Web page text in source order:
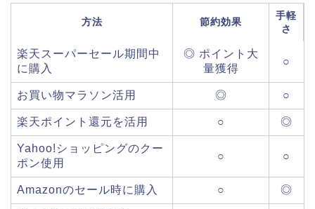
方法 節約効果
手軽
さ
楽天スーパーセール期間中
に購入
◎ ポイント大
量獲得
○
お買い物マラソン活用 ◎ ○
楽天ポイント還元を活用 ○ ◎
Yahoo!ショッピングのクー
ポン使用
○ ○
Amazonのセール時に購入 ○ ◎